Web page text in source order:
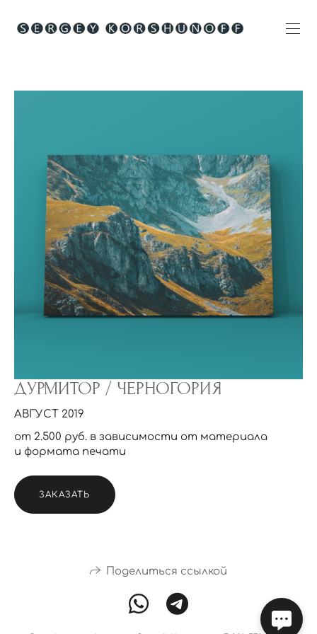
ДУРМИТОР / ЧЕРНОГОРИЯ
АВГУСТ 2019
от 2.500 руб. в зависимости от материала
и формата печати
ЗАКАЗАТЬ
Поделиться ссылкой